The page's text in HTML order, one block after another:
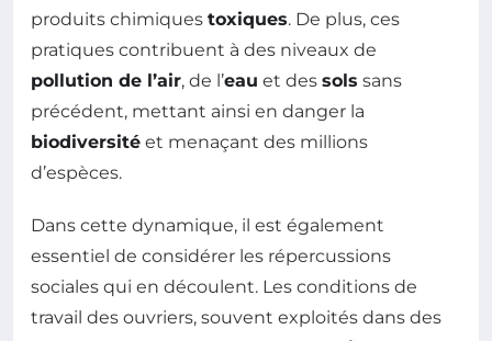
produits chimiques toxiques. De plus, ces
pratiques contribuent à des niveaux de
pollution de l’air, de l’eau et des sols sans
précédent, mettant ainsi en danger la
biodiversité et menaçant des millions
d’espèces.
Dans cette dynamique, il est également
essentiel de considérer les répercussions
sociales qui en découlent. Les conditions de
travail des ouvriers, souvent exploités dans des